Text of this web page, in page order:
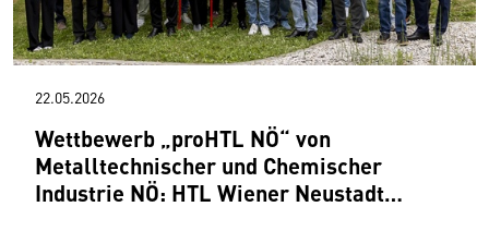
22.05.2026
Wettbewerb „proHTL NÖ“ von
Metalltechnischer und Chemischer
Industrie NÖ: HTL Wiener Neustadt